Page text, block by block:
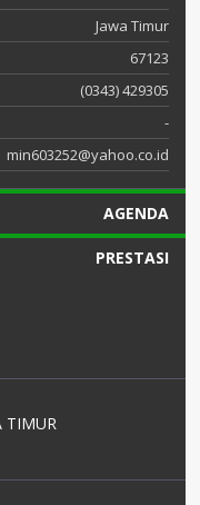
Jawa Timur
67123
(0343) 429305
-
min603252@yahoo.co.id
AGENDA
PRESTASI
TIMUR